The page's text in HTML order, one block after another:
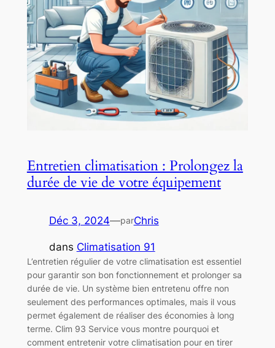
Entretien climatisation : Prolongez la
durée de vie de votre équipement
Déc 3, 2024—parChris
dans Climatisation 91
L’entretien régulier de votre climatisation est essentiel
pour garantir son bon fonctionnement et prolonger sa
durée de vie. Un système bien entretenu offre non
seulement des performances optimales, mais il vous
permet également de réaliser des économies à long
terme. Clim 93 Service vous montre pourquoi et
comment entretenir votre climatisation pour en tirer